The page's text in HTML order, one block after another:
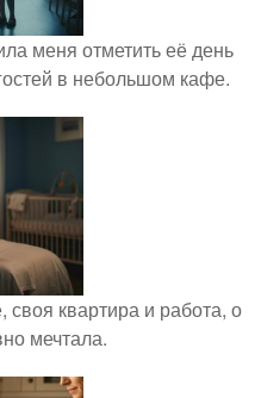
меня отметить её день
в небольшом кафе.
квартира и работа, о
мечтала.